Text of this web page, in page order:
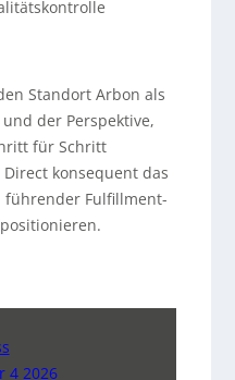
Standort Arbon als
der Perspektive,
für Schritt
konsequent das
führender Fulfillment-
4 2026